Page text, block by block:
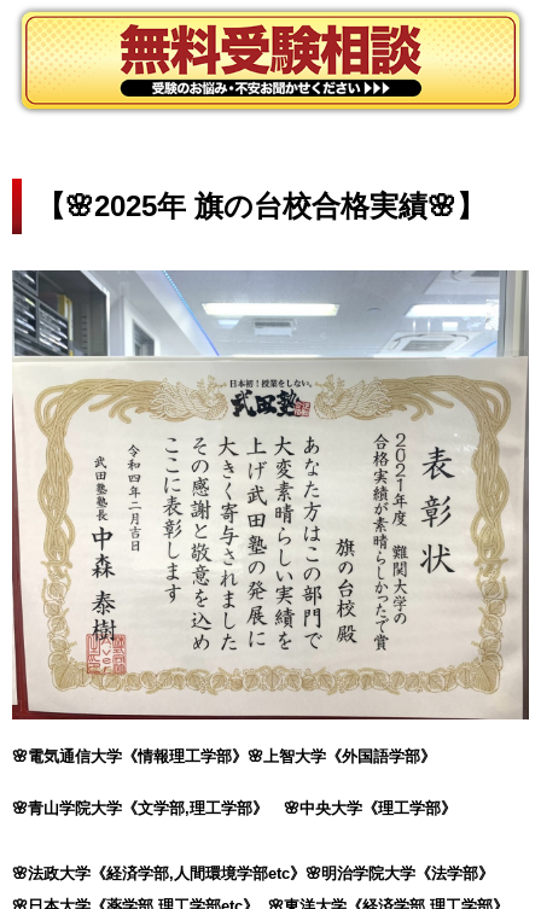
【🌸2025年 旗の台校合格実績🌸】
🌸電気通信大学《情報理工学部》🌸上智大学《外国語学部》
🌸青山学院大学《文学部,理工学部》 🌸中央大学《理工学部》
🌸法政大学《経済学部,人間環境学部etc》🌸明治学院大学 《法学部》